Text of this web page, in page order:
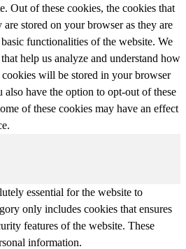
Out of these cookies, the cookies that
are stored on your browser as they are
functionalities of the website. We
help us analyze and understand how
will be stored in your browser
have the option to opt-out of these
of these cookies may have an effect
essential for the website to
only includes cookies that ensures
features of the website. These
information.